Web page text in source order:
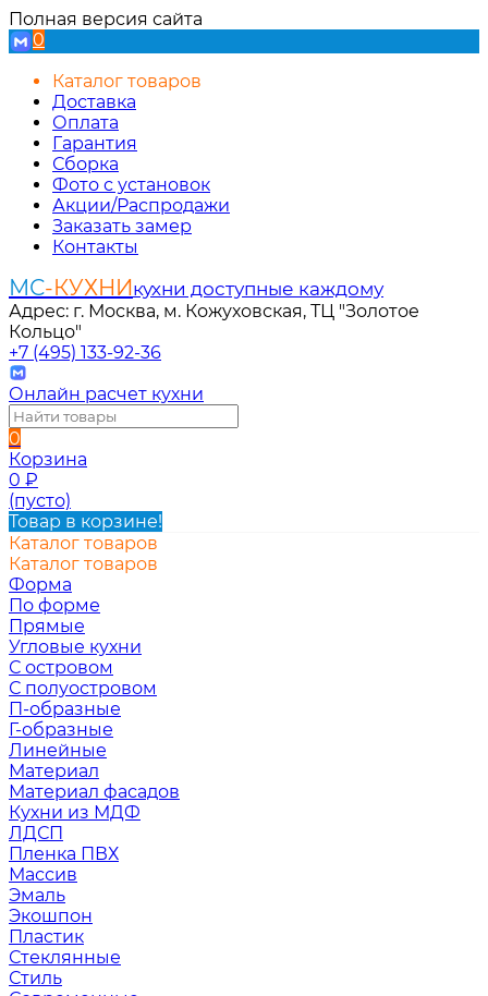
Полная версия сайта
0
Каталог товаров
Доставка
Оплата
Гарантия
Сборка
Фото с установок
Акции/Распродажи
Заказать замер
Контакты
МС-КУХНИкухни доступные каждому
Адрес: г. Москва, м. Кожуховская, ТЦ "Золотое
Кольцо"
+7 (495) 133-92-36
Онлайн расчет кухни
0
Корзина
0 ₽
(пусто)
Товар в корзине!
Каталог товаров
Каталог товаров
Форма
По форме
Прямые
Угловые кухни
С островом
С полуостровом
П-образные
Г-образные
Линейные
Материал
Материал фасадов
Кухни из МДФ
ЛДСП
Пленка ПВХ
Массив
Эмаль
Экошпон
Пластик
Стеклянные
Стиль